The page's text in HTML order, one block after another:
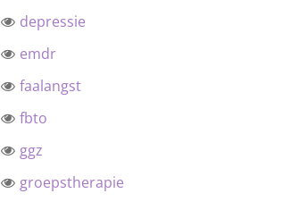
depressie
emdr
faalangst
fbto
ggz
groepstherapie